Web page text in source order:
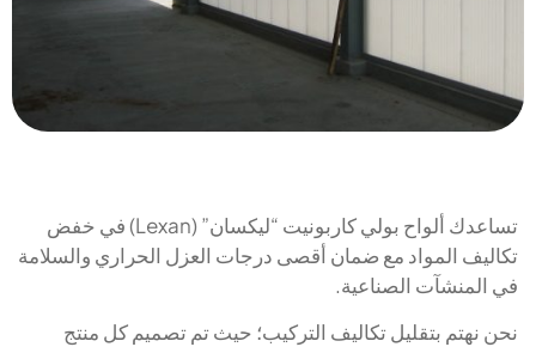
تساعدك ألواح بولي كاربونيت “ليكسان” (Lexan) في خفض
تكاليف المواد مع ضمان أقصى درجات العزل الحراري والسلامة
في المنشآت الصناعية.
نحن نهتم بتقليل تكاليف التركيب؛ حيث تم تصميم كل منتج